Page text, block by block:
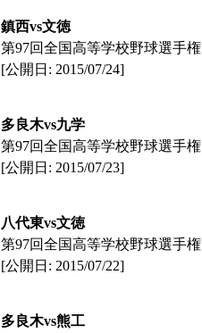
鎮西vs文徳
第97回全国高等学校野球選手
[公開日: 2015/07/24]
多良木vs九学
第97回全国高等学校野球選手
[公開日: 2015/07/23]
八代東vs文徳
第97回全国高等学校野球選手
[公開日: 2015/07/22]
多良木vs熊工